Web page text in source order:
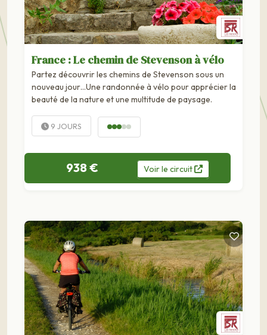
France : Le chemin de Stevenson à vélo
Partez découvrir les chemins de Stevenson sous un
nouveau jour…Une randonnée à vélo pour apprécier la
beauté de la nature et une multitude de paysage.
9 JOURS
938 € Voirle circuit